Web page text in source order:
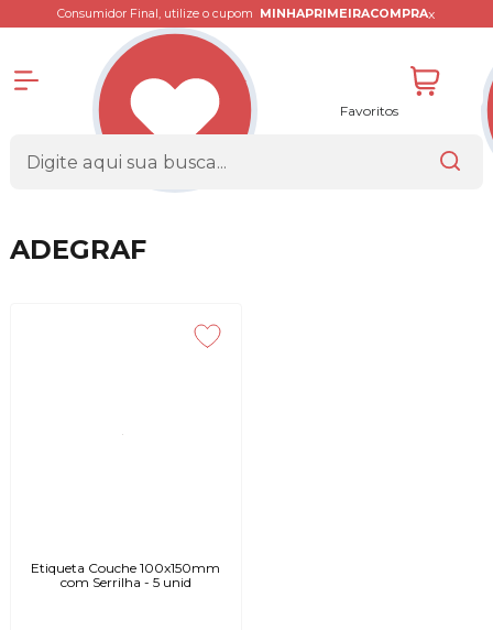
Consumidor Final, utilize o cupom MINHAPRIMEIRACOMPRAx
Favoritos
ADEGRAF
Etiqueta Couche 100x150mm
com Serrilha - 5 unid